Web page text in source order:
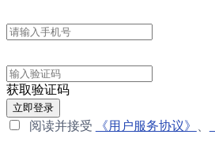
获取验证码
立即登录
阅读并接受 《用户服务协议》